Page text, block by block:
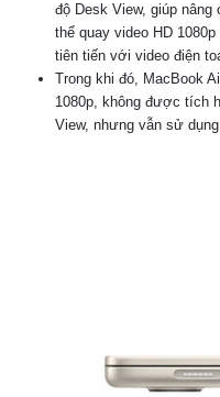
độ Desk View, giúp
thể quay video HD
tiên tiến với video điện
Trong khi đó, MacBook
1080p, không được tích
View, nhưng vẫn sử